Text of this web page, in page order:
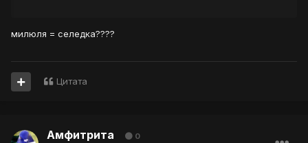
милюля = селедка????
Цитата
Амфитрита 0